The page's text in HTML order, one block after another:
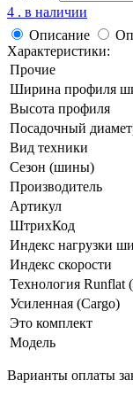
4 . в наличии
Описание
Характеристики:
Прочие
Ширина профиля
Высота профиля
Посадочный
Вид техники
Сезон (шины)
Производитель
Артикул
ШтрихКод
Индекс нагрузки
Индекс скорости
Технология Runflat
Усиленная (Cargo)
Это комплект
Модель
Варианты оплаты